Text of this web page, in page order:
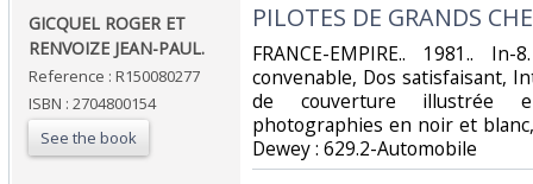
‎GICQUEL ROGER ET
RENVOIZE JEAN-PAUL.‎
Reference : R150080277
ISBN : 2704800154
See the book
‎PILOTES DE GRANDS
‎FRANCE-EMPIRE.. 1981..
convenable, Dos satisfaisant,
de couverture illustrée
photographies en noir et
Dewey : 629.2-Automobile‎